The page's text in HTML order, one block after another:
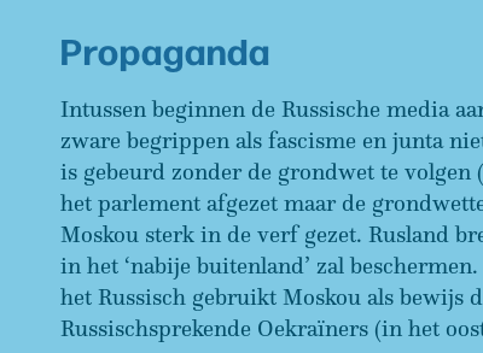
Propaganda
Intussen beginnen de Russische media
zware begrippen als fascisme en junta
is gebeurd zonder de grondwet te
het parlement afgezet maar de
Moskou sterk in de verf gezet. Rusland
in het ‘nabije buitenland’ zal
het Russisch gebruikt Moskou als bewijs
Russischsprekende Oekraïners (in het